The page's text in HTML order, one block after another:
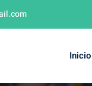
Inicio